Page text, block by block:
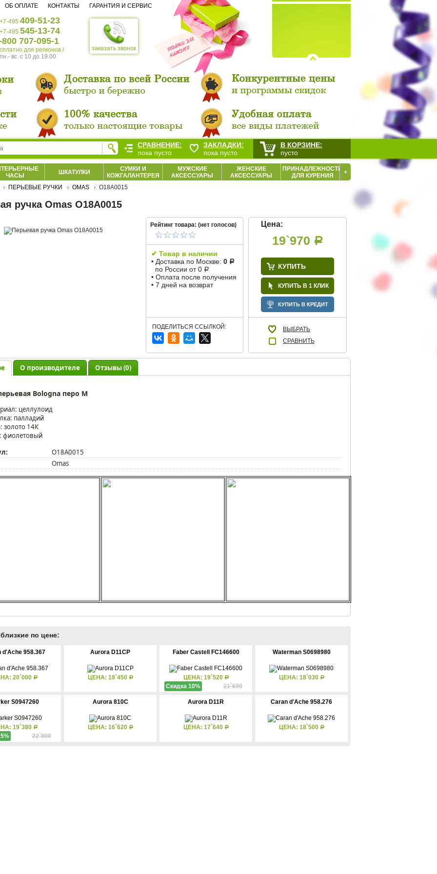
заказать звонок
+7-495 409-51-23
+7-495 545-13-74
800 707-095-1
для регионов /
пн.- вс. c 10 до 19.00
ОБ ОПЛАТЕ КОНТАКТЫ ГАРАНТИЯ И СЕРВИС
ЧАСЫ
ШКАТУЛКИ
СУМКИ И
КОЖГАЛАНТЕРЕЯ
МУЖСКИЕ
АКСЕССУАРЫ
ЖЕНСКИЕ
АКСЕССУАРЫ
ПРИНАДЛЕЖНОСТИ
ДЛЯ КУРЕНИЯ
+
ПЕРЬЕВЫЕ РУЧКИ OMAS O18A0015
ручка Omas O18A0015
Рейтинг товара: (нет голосов)
✔ Товар в наличии
• Доставка по Москве: 0 Р
по России от 0 Р
• Оплата после получения
• 7 дней на возврат
ПОДЕЛИТЬСЯ ССЫЛКОЙ:
Цена:
19`970 Р
КУПИТЬ
КУПИТЬ В 1 КЛИК
КУПИТЬ В КРЕДИТ
ВЫБРАТЬ
СРАВНИТЬ
О производителе Отзывы (0)
Bologna перо M
целлулоид
палладий
золото 14К
фиолетовый
O18A0015
Omas
по цене:
d'Ache 958.367
20`000 Р
Aurora D11CP
ЦЕНА: 19`450 Р
Faber Castell FC146600
ЦЕНА: 19`520 Р
21`690
Скидка 10%
Waterman S0698980
ЦЕНА: 18`030 Р
S0947260
19`380 Р
22`800
Aurora 810C
ЦЕНА: 16`620 Р
Aurora D11R
ЦЕНА: 17`640 Р
Caran d'Ache 958.276
ЦЕНА: 18`500 Р
СРАВНЕНИЕ:
пока пусто
ЗАКЛАДКИ:
пока пусто
В КОРЗИНЕ:
пусто